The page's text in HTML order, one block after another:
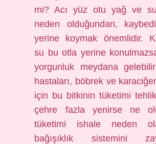
mi? Acı yüz otu yağ ve
neden olduğundan,
yerine koymak önemlidir.
su bu otla yerine
yorgunluk meydana
hastaları, böbrek ve
için bu bitkinin tüketimi
çehre fazla yenirse ne
tüketimi ishale neden
bağışıklık sistemini